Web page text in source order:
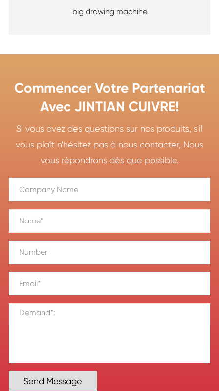
big drawing machine
Commencer Votre Partenariat
Avec JINTIAN CUIVRE!
Si vous avez des questions sur nos produits, s'il
vous plaît n'hésitez pas à nous contacter, Nous
vous répondrons dès que possible.
Send Message